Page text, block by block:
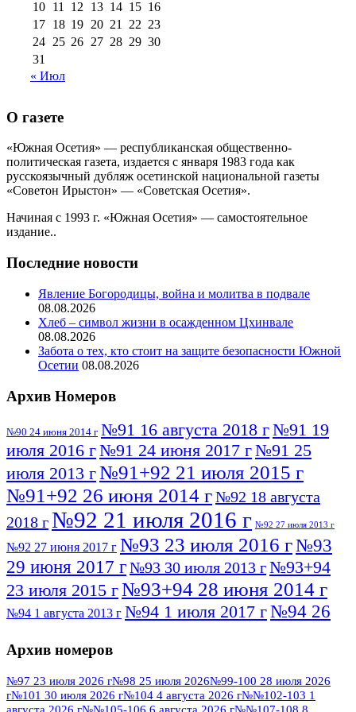
10 11 12 13 14 15 16
17 18 19 20 21 22 23
24 25 26 27 28 29 30
31
« Июл
О газете
«Южная Осетия» — республиканская общественно-
политическая газета, издается с января 1983 года как
русскоязычный дубляж осетинской национальной газеты
«Советон Ирыстон» — «Советская Осетия».
Начиная с 1993 г. «Южная Осетия» — самостоятельное
издание..
Последние новости
Явление Богородицы, война и молитва в подвале
08.08.2026
Хлеб – символ жизни в осажденном Цхинвале
08.08.2026
Забота о тех, кто стоит на защите безопасности Южной
Осетии 08.08.2026
Архив Номеров
№90 24 июня 2014 г №91 16 августа 2018 г№91 19
июля 2016 г№91 24 июня 2017 г№91 25
июля 2013 г№91+92 21 июля 2015 г
№91+92 26 июня 2014 г№92 18 августа
2018 г№92 21 июля 2016 г №92 27 июля 2013 г
№92 27 июня 2017 г №93 23 июля 2016 г№93
29 июня 2017 г№93 30 июля 2013 г№93+94
23 июля 2015 г№93+94 28 июня 2014 г
№94 1 августа 2013 г №94 1 июля 2017 г№94 26
№95 7 августа 2012 г
№95 28 июля 2016 г №95+96 3 августа
2013 г№96 6 июля 2017 г№96 9 августа
Архив номеров
№97 23 июля 2026 г№98 25 июля 2026№99-100 28 июля 2026
г№101 30 июля 2026 г№104 4 августа 2026 г№№102-103 1
августа 2026 г№№105-106 6 августа 2026 г№№107-108 8